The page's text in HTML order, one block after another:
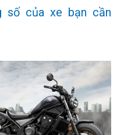
khủng
mới
số của tăng
nhanh
xe bạn cần